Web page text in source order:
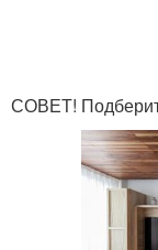
СОВЕТ!